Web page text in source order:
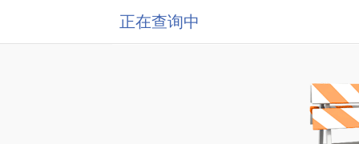
正在查询中